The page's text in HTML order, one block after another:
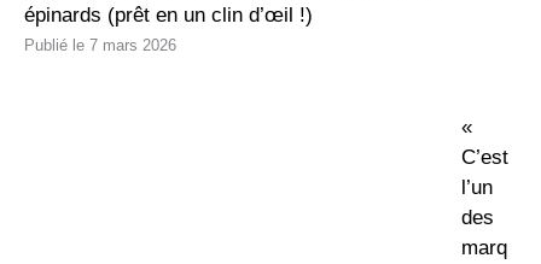
épinards (prêt en un clin d’œil !)
7 mars 2026
«
C’est
l’un
des
marq